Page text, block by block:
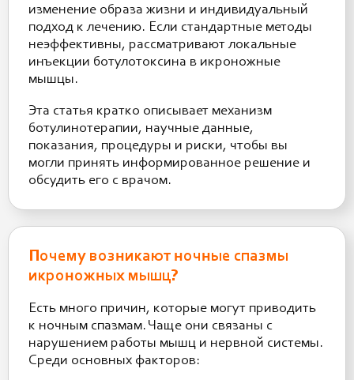
изменение образа жизни и индивидуальный
подход к лечению. Если стандартные методы
неэффективны, рассматривают локальные
инъекции ботулотоксина в икроножные
мышцы.
Эта статья кратко описывает механизм
ботулинотерапии, научные данные,
показания, процедуры и риски, чтобы вы
могли принять информированное решение и
обсудить его с врачом.
Почему возникают ночные спазмы
икроножных мышц?
Есть много причин, которые могут приводить
к ночным спазмам. Чаще они связаны с
нарушением работы мышц и нервной системы.
Среди основных факторов: